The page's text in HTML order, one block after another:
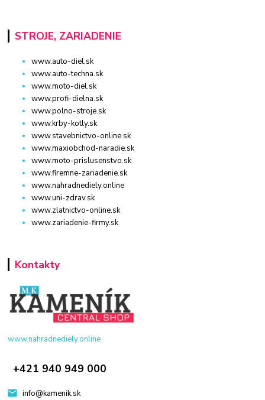
STROJE, ZARIADENIE
www.auto-diel.sk
www.auto-techna.sk
www.moto-diel.sk
www.profi-dielna.sk
www.polno-stroje.sk
www.krby-kotly.sk
www.stavebnictvo-online.sk
www.maxiobchod-naradie.sk
www.moto-prislusenstvo.sk
www.firemne-zariadenie.sk
www.nahradnediely.online
www.uni-zdrav.sk
www.zlatnictvo-online.sk
www.zariadenie-firmy.sk
Kontakty
www.nahradnediely.online
+421 940 949 000
info@kamenik.sk